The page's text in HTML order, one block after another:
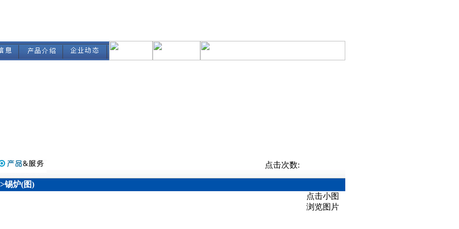
点击次数:
锡炉(图)
点击小图
浏览图片